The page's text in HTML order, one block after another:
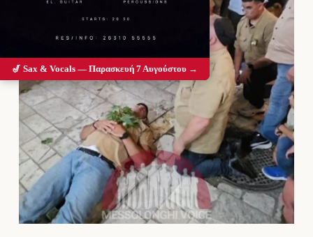
🎷 Sax & Vocals — Παρασκευή 7 Αυγούστου →